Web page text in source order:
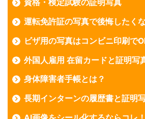
資格・検定試験の証明写真
運転免許証の写真で後悔したく
ビザ用の写真はコンビニ印刷で
外国人雇用 在留カードと証明写
身体障害者手帳とは？
長期インターンの履歴書と証明